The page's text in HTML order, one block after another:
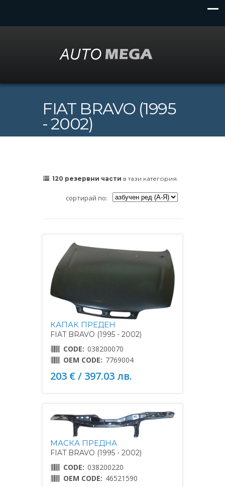
FIAT BRAVO (1995
- 2002)
120 резервни части в тази категория.
сортирай по:
КАПАК ПРЕДЕН
FIAT BRAVO (1995 - 2002)
CODE: 038200070
OEM CODE: 7769004
203 € / 397.03 лв.
МАСКА ПРЕДНА
FIAT BRAVO (1995 - 2002)
CODE: 038200220
OEM CODE: 46521590